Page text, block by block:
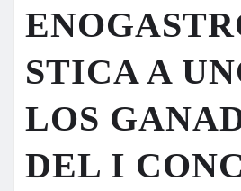
STICA A
LOS
DEL I